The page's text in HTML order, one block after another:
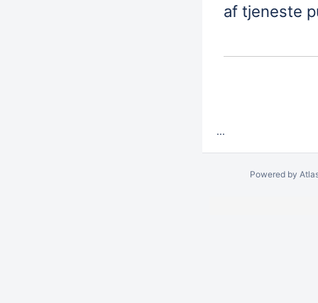
af tjeneste
...
Powered by